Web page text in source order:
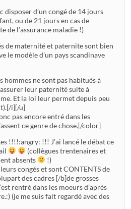
disposer d’un congé de 14 jours
ou de 21 jours en cas de
de l’assurance maladie !)
de maternité et paternite sont bien
le modèle d’un pays scandinave
hommes ne sont pas habitués à
leur paternité suite à
Et la loi leur permet depuis peu
i][/u]
pas encore entré dans les
ce genre de chose.[/color]
!!!!:angry: !!! J’ai lancé le débat ce
(collègues trentenaires et
absents
!)
congés et sont CONTENTS de
des cadres [/b]de grosses
rentré dans les moeurs d’après
(je me suis fait regardé avec des